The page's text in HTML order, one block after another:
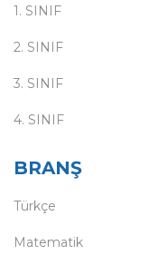
1. SINIF
2. SINIF
3. SINIF
4. SINIF
BRANŞ
Türkçe
Matematik